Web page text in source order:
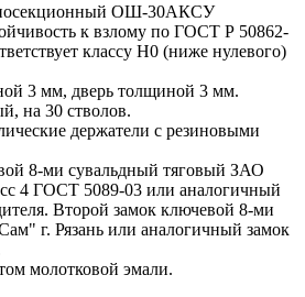
ОШ-30АКСУ
к взлому по ГОСТ Р 50862-
классу Н0 (ниже нулевого)
3 мм, дверь толщиной 3 мм.
на 30 стволов.
держатели с резиновыми
8-ми сувальдный тяговый ЗАО
4 ГОСТ 5089-03 или аналогичный
Второй замок ключевой 8-ми
г. Рязань или аналогичный замок
молотковой эмали.